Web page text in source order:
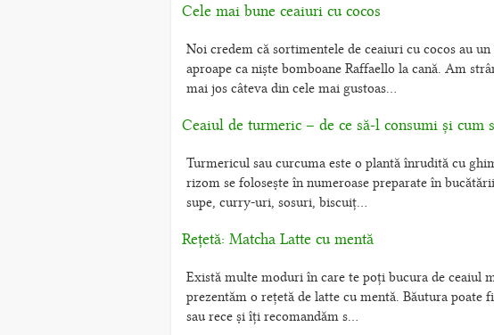
Cele mai bune ceaiuri cu cocos
Noi credem că sortimentele de ceaiuri cu cocos au un
aproape ca niște bomboane Raffaello la cană. Am
mai jos câteva din cele mai gustoas...
Ceaiul de turmeric – de ce să-l consumi și cum
Turmericul sau curcuma este o plantă înrudită cu
rizom se folosește în numeroase preparate în
supe, curry-uri, sosuri, biscuiț...
Rețetă: Matcha Latte cu mentă
Există multe moduri în care te poți bucura de ceaiul
prezentăm o rețetă de latte cu mentă. Băutura poate
sau rece și îți recomandăm s...